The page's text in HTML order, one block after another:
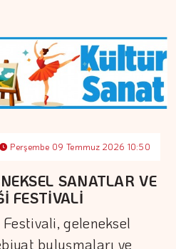
Perşembe 09 Temmuz 2026 10:50
SANATLAR VE
FESTİVALİ
geleneksel
buluşmaları ve